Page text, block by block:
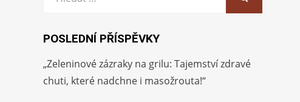
POSLEDNÍ PŘÍSPĚVKY
„Zeleninové zázraky na grilu: Tajemství zdravé
chuti, které nadchne i masožrouta!“